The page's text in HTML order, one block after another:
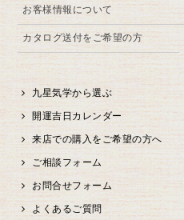
お客様情報について
カタログ送付をご希望の方
九星気学から選ぶ
開運吉日カレンダー
来店での購入をご希望の方へ
ご相談フォーム
お問合せフォーム
よくあるご質問